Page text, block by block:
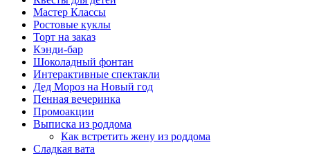
Мастер Классы
Ростовые куклы
Торт на заказ
Кэнди-бар
Шоколадный фонтан
Интерактивные спектакли
Дед Мороз на Новый год
Пенная вечеринка
Промоакции
Выписка из роддома
Как встретить жену из роддома
Сладкая вата